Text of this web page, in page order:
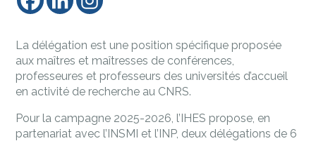
La délégation est une position spécifique proposée
aux maîtres et maîtresses de conférences,
professeures et professeurs des universités d’accueil
en activité de recherche au CNRS.
Pour la campagne 2025-2026, l’IHES propose, en
partenariat avec l’INSMI et l’INP, deux délégations de 6